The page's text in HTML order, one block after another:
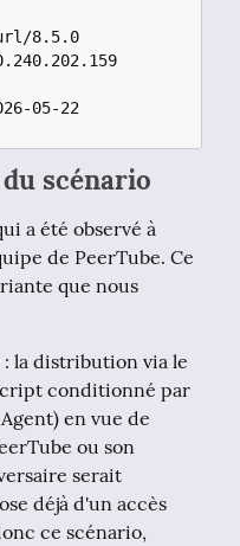
8.5.0
05-22
scénario
a été observé à
de PeerTube. Ce
que nous
la distribution via le
conditionné par
en vue de
ou son
serait
déjà d'un accès
ce scénario,